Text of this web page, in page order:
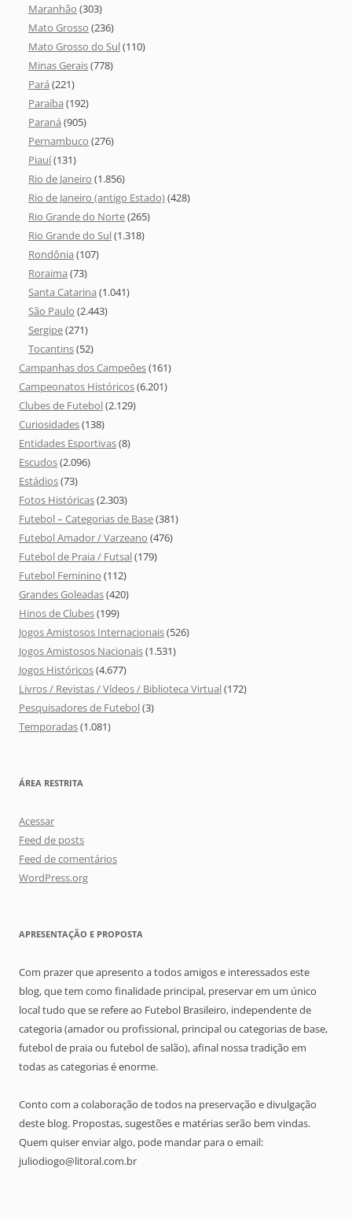
Maranhão (303)
Mato Grosso (236)
Mato Grosso do Sul(110)
Minas Gerais(778)
Pará (221)
Paraíba (192)
Paraná (905)
Pernambuco (276)
Piauí(131)
Rio de Janeiro (1.856)
Rio de Janeiro (antigo Estado)(428)
Rio Grande do Norte(265)
Rio Grande do Sul(1.318)
Rondônia (107)
Roraima (73)
Santa Catarina (1.041)
São Paulo (2.443)
Sergipe(271)
Tocantins(52)
Campanhas dos Campeões(161)
Campeonatos Históricos(6.201)
Clubes de Futebol(2.129)
Curiosidades(138)
Entidades Esportivas(8)
Escudos(2.096)
Estádios(73)
Fotos Históricas(2.303)
Futebol – Categorias de Base(381)
Futebol Amador / Varzeano (476)
Futebol de Praia / Futsal(179)
Futebol Feminino (112)
Grandes Goleadas(420)
Hinos de Clubes(199)
Jogos Amistosos Internacionais(526)
Jogos Amistosos Nacionais(1.531)
Jogos Históricos(4.677)
Livros / Revistas / Vídeos / Biblioteca Virtual(172)
Pesquisadores de Futebol(3)
Temporadas(1.081)
ÁREA RESTRITA
Acessar
Feed de posts
Feed de comentários
WordPress.org
APRESENTAÇÃO E PROPOSTA
Com prazer que apresento a todos amigos e interessados este
blog, que tem como finalidade principal, preservar em um único
local tudo que se refere ao Futebol Brasileiro, independente de
categoria (amador ou profissional, principal ou categorias de base,
futebol de praia ou futebol de salão), afinal nossa tradição em
todas as categorias é enorme.
Conto com a colaboração de todos na preservação e divulgação
deste blog. Propostas, sugestões e matérias serão bem vindas.
Quem quiser enviar algo, pode mandar para o email:
juliodiogo@litoral.com.br